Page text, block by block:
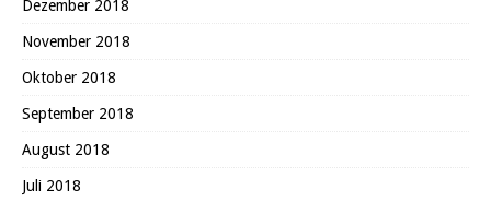
Dezember 2018
November 2018
Oktober 2018
September 2018
August 2018
Juli 2018